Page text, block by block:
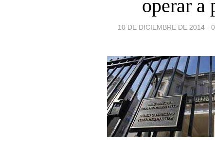
operar a
10 DE DICIEMBRE DE 2014 -